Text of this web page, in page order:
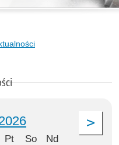
Pt So
Nd